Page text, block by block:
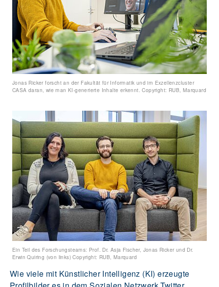
Jonas Ricker forscht an der Fakultät für Informatik und im Exzellenzcluster
CASA daran, wie man KI-generierte Inhalte erkennt. Copyright: RUB, Marquard
Ein Teil des Forschungsteams: Prof. Dr. Asja Fischer, Jonas Ricker und Dr.
Erwin Quiring (von links) Copyright: RUB, Marquard
Wie viele mit Künstlicher Intelligenz (KI) erzeugte